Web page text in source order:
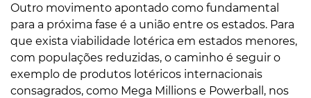
Outro movimento apontado como fundamental
para a próxima fase é a união entre os estados. Para
que exista viabilidade lotérica em estados menores,
com populações reduzidas, o caminho é seguir o
exemplo de produtos lotéricos internacionais
consagrados, como Mega Millions e Powerball, nos